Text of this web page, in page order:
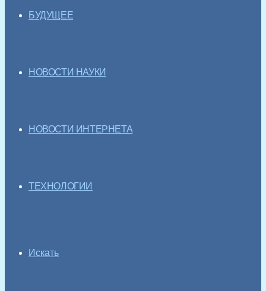
БУДУЩЕЕ
НОВОСТИ НАУКИ
НОВОСТИ ИНТЕРНЕТА
ТЕХНОЛОГИИ
Искать